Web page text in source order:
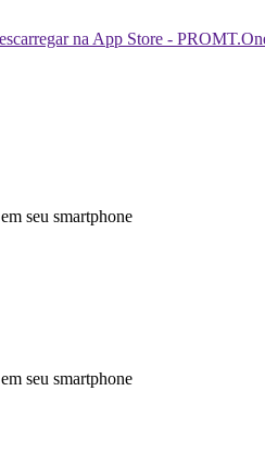
seu smartphone
seu smartphone